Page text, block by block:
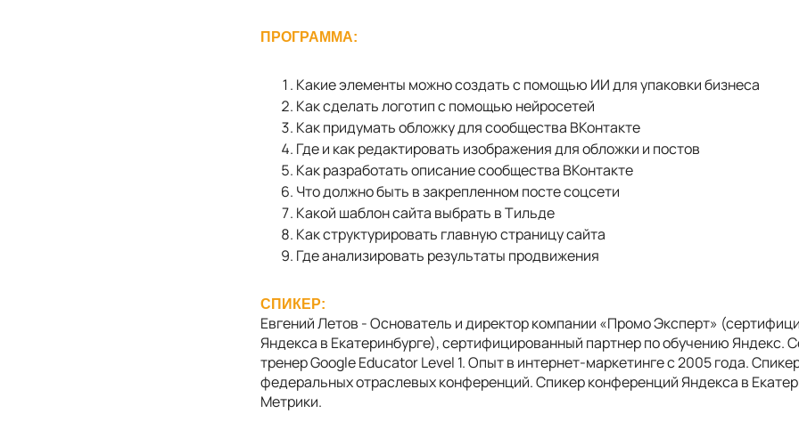
ПРОГРАММА:
Какие элементы можно создать с помощью ИИ для упаковки бизнеса
Как сделать логотип с помощью нейросетей
Как придумать обложку для сообщества ВКонтакте
Где и как редактировать изображения для обложки и постов
Как разработать описание сообщества ВКонтакте
Что должно быть в закрепленном посте соцсети
Какой шаблон сайта выбрать в Тильде
Как структурировать главную страницу сайта
Где анализировать результаты продвижения
СПИКЕР:
Евгений Летов - Основатель и директор компании «Промо Эксперт»
Яндекса в Екатеринбурге), сертифицированный партнер по обучению Яндекс.
тренер Google Educator Level 1. Опыт в интернет-маркетинге с 2005 года.
федеральных отраслевых конференций. Спикер конференций Яндекса в
Метрики.